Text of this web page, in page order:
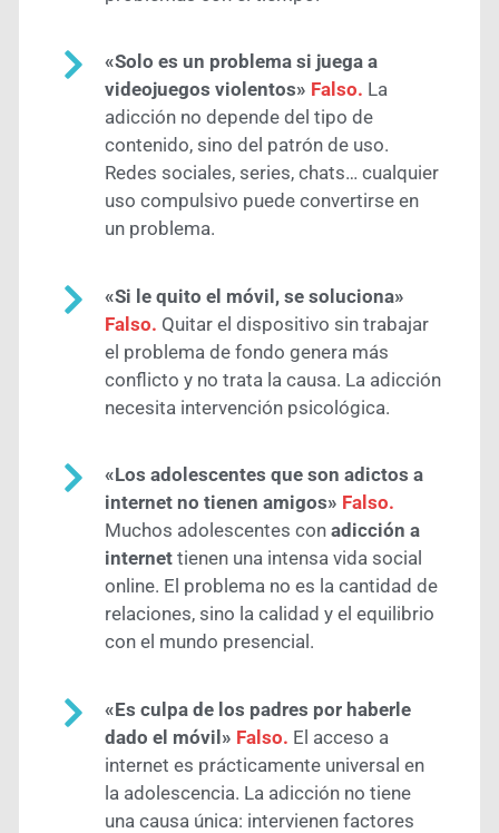
«Solo es un problema si juega a
videojuegos violentos» Falso. La
adicción no depende del tipo de
contenido, sino del patrón de uso.
Redes sociales, series, chats… cualquier
uso compulsivo puede convertirse en
un problema.
«Si le quito el móvil, se soluciona»
Falso. Quitar el dispositivo sin trabajar
el problema de fondo genera más
conflicto y no trata la causa. La adicción
necesita intervención psicológica.
«Los adolescentes que son adictos a
internet no tienen amigos» Falso.
Muchos adolescentes con adicción a
internettienen una intensa vida social
online. El problema no es la cantidad de
relaciones, sino la calidad y el equilibrio
con el mundo presencial.
«Es culpa de los padres por haberle
dado el móvil» Falso. El acceso a
internet es prácticamente universal en
la adolescencia. La adicción no tiene
una causa única: intervienen factores